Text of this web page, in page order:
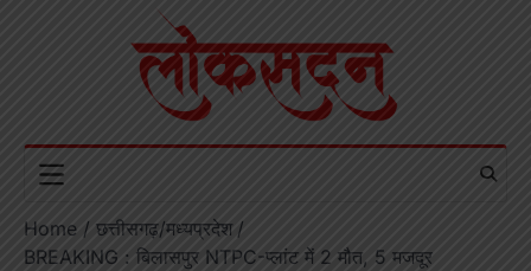
Home
छत्तीसगढ़/मध्यप्रदेश
BREAKING : बिलासपुर NTPC-प्लांट में 2 मौत, 5 मजदूर